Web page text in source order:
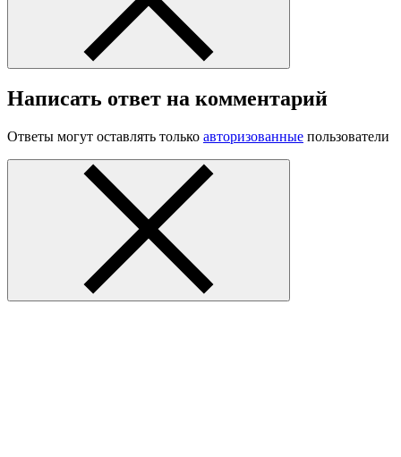
Написать ответ на комментарий
Ответы могут оставлять только авторизованные пользователи